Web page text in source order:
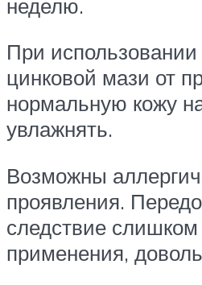
неделю.
При
цинковой мази от
нормальную кожу
увлажнять.
Возможны
проявления.
следствие слишком
применения,